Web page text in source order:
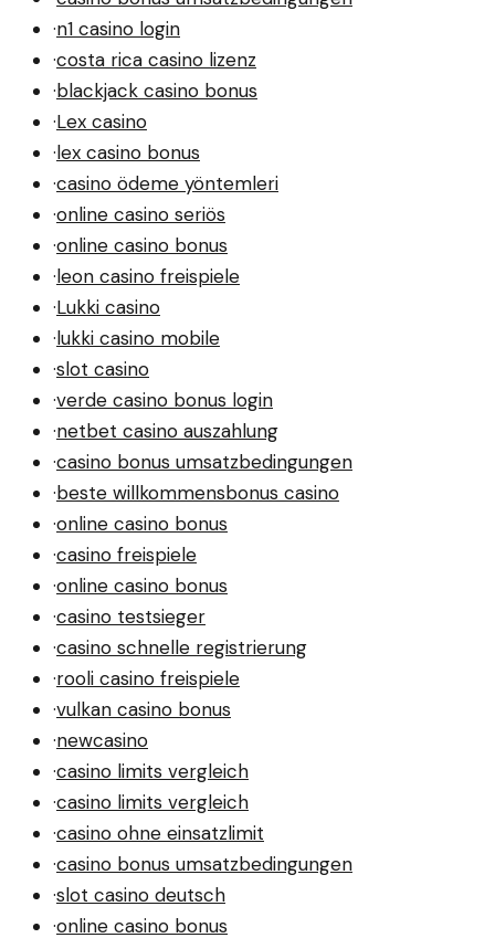
·n1 casino login
·costa rica casino lizenz
·blackjack casino bonus
·Lex casino
·lex casino bonus
·casino ödeme yöntemleri
·online casino seriös
·online casino bonus
·leon casino freispiele
·Lukki casino
·lukki casino mobile
·slot casino
·verde casino bonus login
·netbet casino auszahlung
·casino bonus umsatzbedingungen
·beste willkommensbonus casino
·online casino bonus
·casino freispiele
·online casino bonus
·casino testsieger
·casino schnelle registrierung
·rooli casino freispiele
·vulkan casino bonus
·newcasino
·casino limits vergleich
·casino limits vergleich
·casino ohne einsatzlimit
·casino bonus umsatzbedingungen
·slot casino deutsch
·online casino bonus